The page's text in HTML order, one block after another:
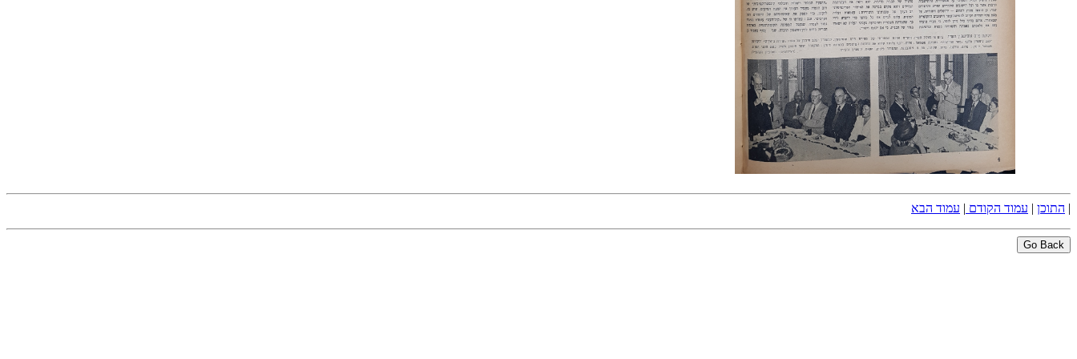
| התוכן | עמוד הקודם | עמוד הבא
Go Back